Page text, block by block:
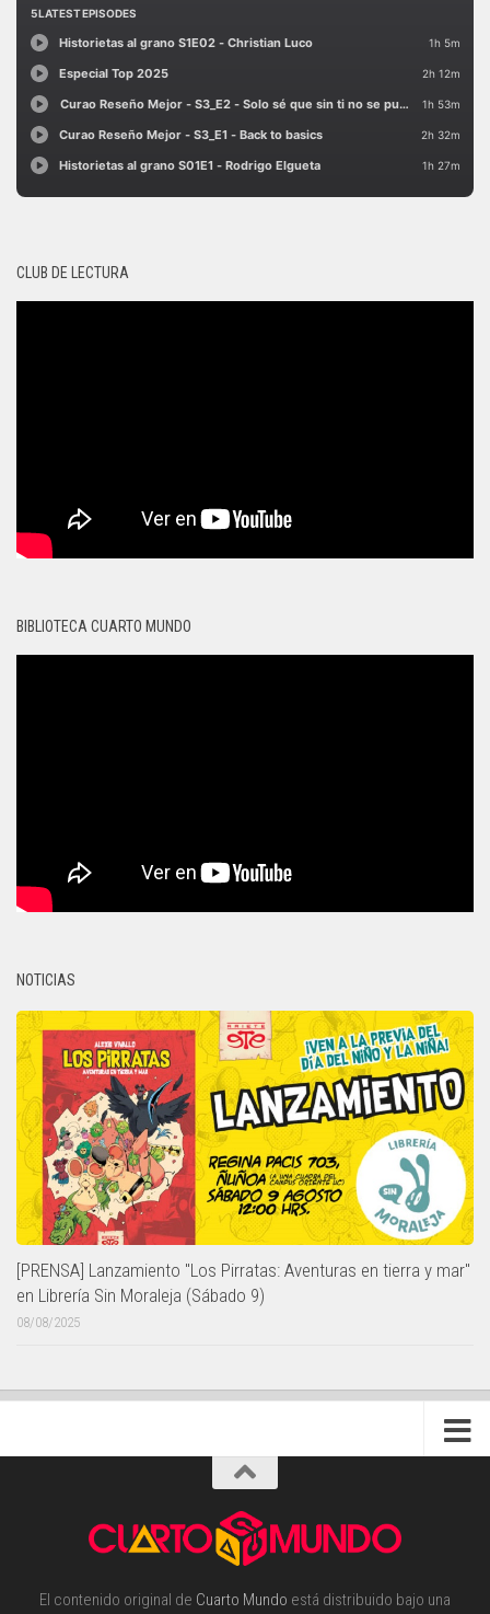
CLUB DE LECTURA
BIBLIOTECA CUARTO MUNDO
NOTICIAS
[PRENSA] Lanzamiento "Los Pirratas: Aventuras en tierra y mar"
en Librería Sin Moraleja (Sábado 9)
08/08/2025
El contenido original de Cuarto Mundo está distribuido bajo una